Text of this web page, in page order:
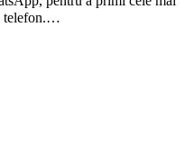
telefon.…